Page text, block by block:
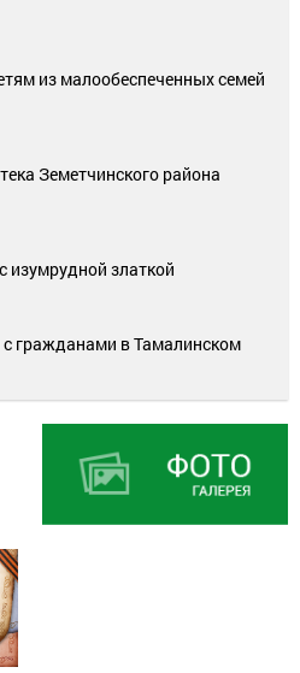
из малообеспеченных семей
Земетчинского района
изумрудной златкой
гражданами в Тамалинском